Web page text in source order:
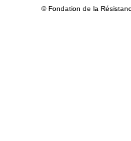
© Fondation de la